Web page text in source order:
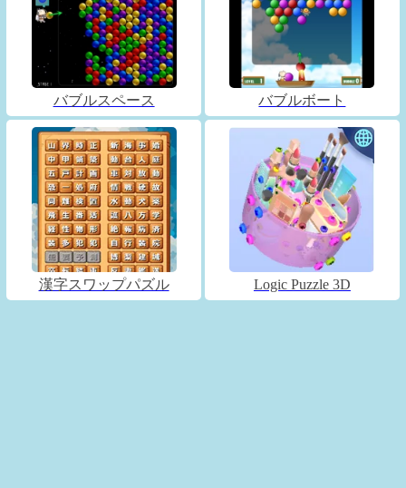
バブルスペース バブルボート
漢字スワップパズル Logic Puzzle 3D